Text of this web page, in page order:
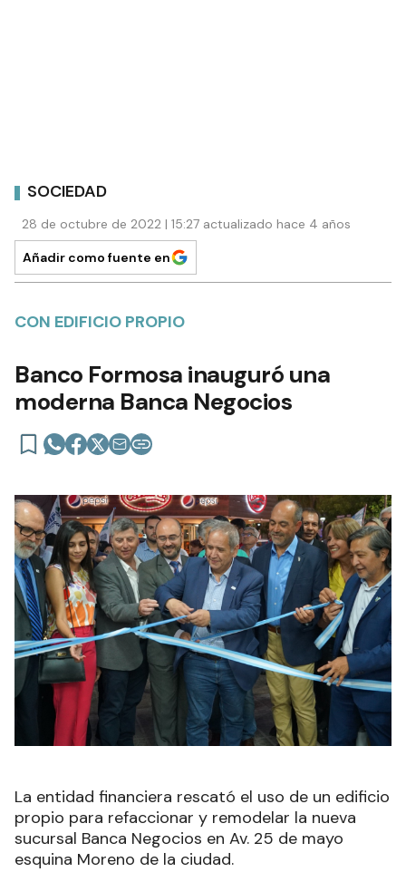
SOCIEDAD
28 de octubre de 2022 | 15:27 actualizado hace 4 años
Añadir como fuente en
CON EDIFICIO PROPIO
Banco Formosa inauguró una
moderna Banca Negocios
La entidad financiera rescató el uso de un edificio
propio para refaccionar y remodelar la nueva
sucursal Banca Negocios en Av. 25 de mayo
esquina Moreno de la ciudad.